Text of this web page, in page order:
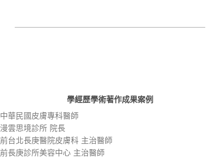
學經歷學術著作成果案例
中華民國皮膚專科醫師
漫雲思境診所 院長
前台北長庚醫院皮膚科 主治醫師
前長庚診所美容中心 主治醫師